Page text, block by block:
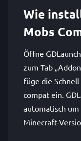
Wie
Mobs
Öffne
zum Tab
füge die
compat ein.
automatisch
Minecraft-